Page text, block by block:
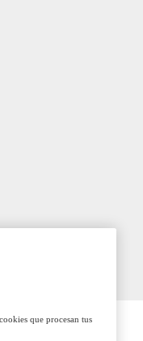
que procesan tus